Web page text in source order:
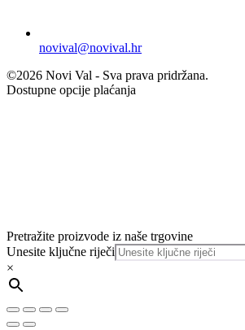
novival@novival.hr
©2026 Novi Val - Sva prava pridržana.
Dostupne opcije plaćanja
Pretražite proizvode iz naše trgovine
Unesite ključne riječi
×